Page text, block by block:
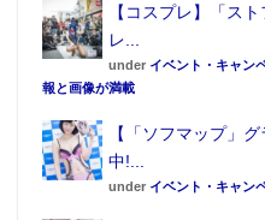
【コスプレ】「ス
レ...
under イベント・キャン
報と画像が満載
【「ソフマップ」
中!...
under イベント・キャン